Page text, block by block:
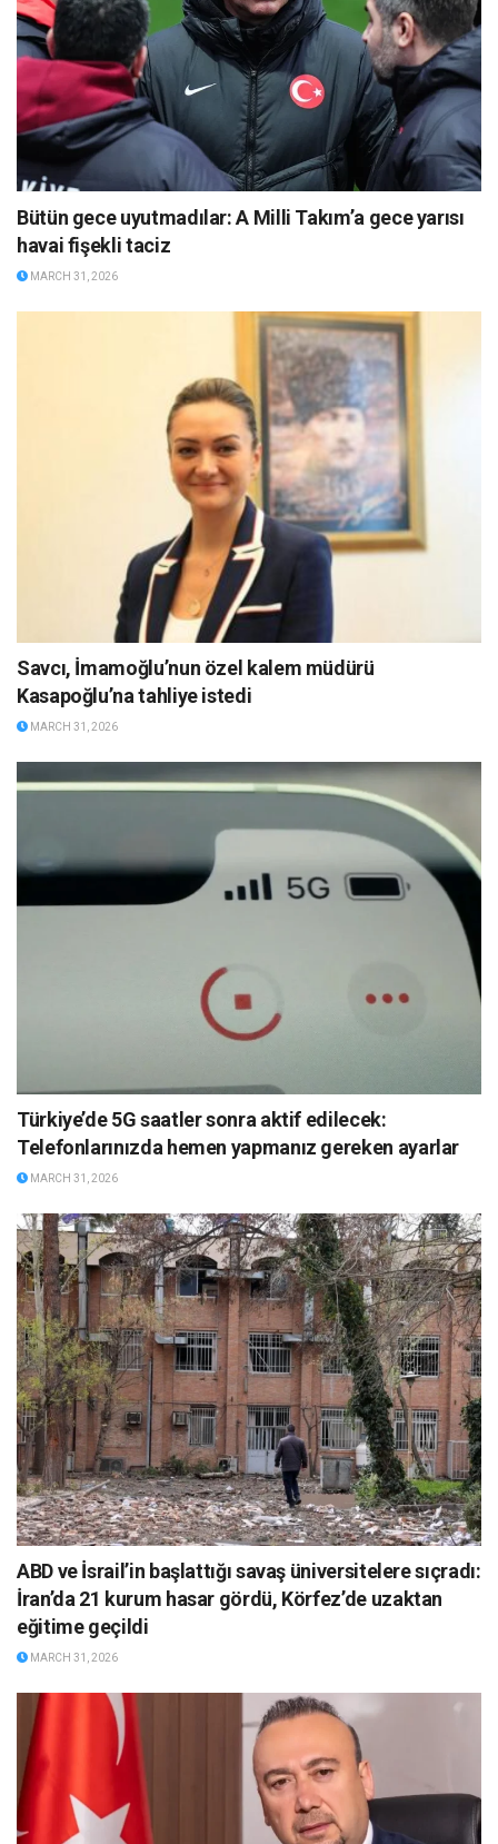
Bütün gece uyutmadılar: A Milli Takım’a gece yarısı
havai fişekli taciz
MARCH 31, 2026
Savcı, İmamoğlu’nun özel kalem müdürü
Kasapoğlu’na tahliye istedi
MARCH 31, 2026
Türkiye’de 5G saatler sonra aktif edilecek:
Telefonlarınızda hemen yapmanız gereken ayarlar
MARCH 31, 2026
ABD ve İsrail’in başlattığı savaş üniversitelere sıçradı:
İran’da 21 kurum hasar gördü, Körfez’de uzaktan
eğitime geçildi
MARCH 31, 2026